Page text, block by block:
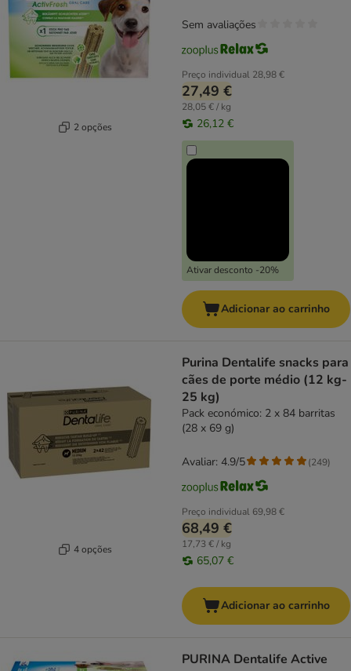
2 opções
Preço individual 28,98 €
27,49 €
28,05 € / kg
26,12 €
Ativar desconto -20%
Sem avaliações
Adicionar ao carrinho
4 opções
Purina Dentalife snacks para
cães de porte médio (12 kg-
25 kg)
Pack económico: 2 x 84 barritas
(28 x 69 g)
Preço individual 69,98 €
68,49 €
17,73 € / kg
65,07 €
Avaliar: 4.9/5 (249)
Adicionar ao carrinho
PURINA Dentalife Active